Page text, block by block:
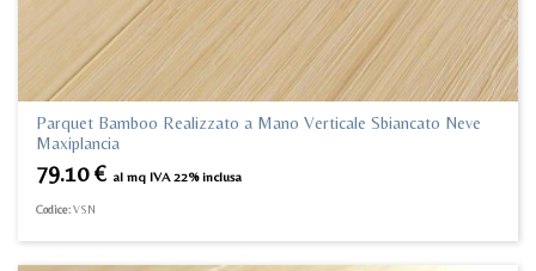
Parquet Bamboo Realizzato a Mano Verticale Sbiancato Neve
Maxiplancia
79.10€ al mq IVA 22% inclusa
Codice:VSN